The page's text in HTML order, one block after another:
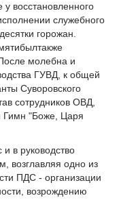
восстановленного
служебного
горожан.
молебна и
ГУВД, к общей
Суворовского
сотрудников ОВД,
Гимн "Боже, Царя
в руководство
возглавляя одно из
ПДС - организации
возрождению